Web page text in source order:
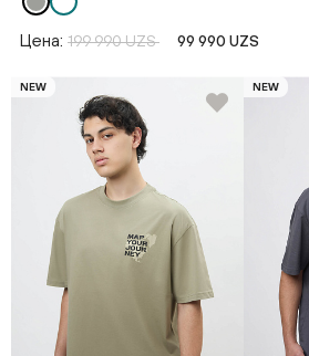
Цена: 199 990 UZS 99 990 UZS
NEW NEW